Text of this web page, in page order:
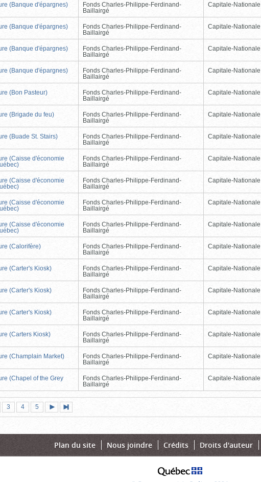
(Banque d'épargnes)
Fonds Charles-Philippe-Ferdinand-
Baillairgé
Capitale-Nationale
(Banque d'épargnes)
Fonds Charles-Philippe-Ferdinand-
Baillairgé
Capitale-Nationale
(Banque d'épargnes)
Fonds Charles-Philippe-Ferdinand-
Baillairgé
Capitale-Nationale
(Banque d'épargnes)
Fonds Charles-Philippe-Ferdinand-
Baillairgé
Capitale-Nationale
(Bon Pasteur)
Fonds Charles-Philippe-Ferdinand-
Baillairgé
Capitale-Nationale
(Brigade du feu)
Fonds Charles-Philippe-Ferdinand-
Baillairgé
Capitale-Nationale
(Buade St. Stairs)
Fonds Charles-Philippe-Ferdinand-
Baillairgé
Capitale-Nationale
(Caisse d'économie
Fonds Charles-Philippe-Ferdinand-
Baillairgé
Capitale-Nationale
(Caisse d'économie
Fonds Charles-Philippe-Ferdinand-
Baillairgé
Capitale-Nationale
(Caisse d'économie
Fonds Charles-Philippe-Ferdinand-
Baillairgé
Capitale-Nationale
(Caisse d'économie
Fonds Charles-Philippe-Ferdinand-
Baillairgé
Capitale-Nationale
(Calorifère)
Fonds Charles-Philippe-Ferdinand-
Baillairgé
Capitale-Nationale
(Carter's Kiosk)
Fonds Charles-Philippe-Ferdinand-
Baillairgé
Capitale-Nationale
(Carter's Kiosk)
Fonds Charles-Philippe-Ferdinand-
Baillairgé
Capitale-Nationale
(Carter's Kiosk)
Fonds Charles-Philippe-Ferdinand-
Baillairgé
Capitale-Nationale
(Carters Kiosk)
Fonds Charles-Philippe-Ferdinand-
Baillairgé
Capitale-Nationale
(Champlain Market)
Fonds Charles-Philippe-Ferdinand-
Baillairgé
Capitale-Nationale
(Chapel of the Grey
Fonds Charles-Philippe-Ferdinand-
Baillairgé
Capitale-Nationale
Page
3 Page
4 Page
5
suivante
page
Plan du site Nous joindre Crédits Droits d'auteur